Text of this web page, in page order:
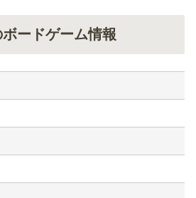
ードゲーム情報